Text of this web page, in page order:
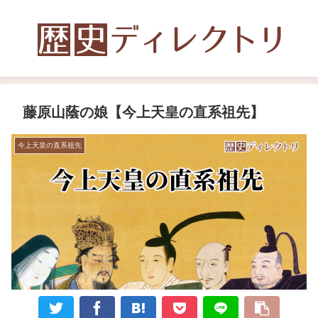
藤原山蔭の娘【今上天皇の直系祖先】
今上天皇の直系祖先